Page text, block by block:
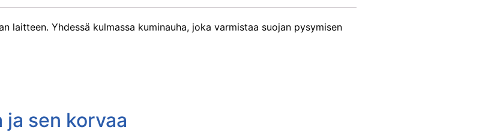
laitteen. Yhdessä kulmassa kuminauha, joka varmistaa suojan pysymisen
sen korvaa